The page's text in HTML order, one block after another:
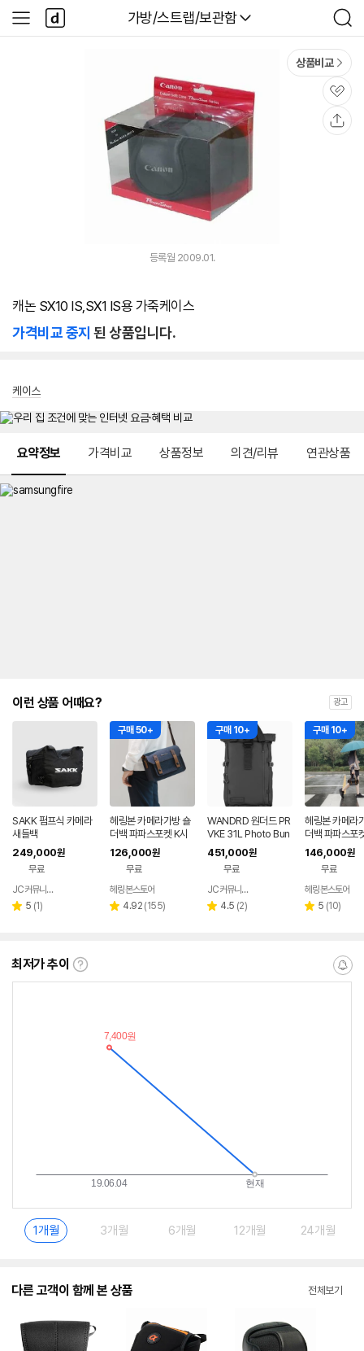
다나와
가방/스트랩/보관함
검
색
사
이
다
나
와
상품비교
관
심
등록월 2009.01.
캐논 SX10 IS,SX1 IS용 가죽케이스
가격비교 중지 된 상품입니다.
케이스
요약정보 가격비교 상품정보 의견/리뷰 연관상품
이런 상품 어때요? 광고
SAKK 펌프식 카메라
새들백
249,000원
무료
JC커뮤니케이션
별 5 리
(1)
구매 50+
헤링본 카메라가방 숄
더백 파파스포켓 K시
즌5 스몰 소니 미러리
스 캐논 후지 니콘
126,000원
무료
페이
헤링본스토어
별 4.92 리
(155)
구매 10+
WANDRD 원더드 PR
VKE 31L Photo Bun
dle Black V4
451,000원
무료
JC커뮤니케이션
별 4.5 리
(2)
구매 10+
헤링본 카메라
더백 파파스포
스몰 소니
리스 캐논 니콘
146,000원
무료
헤링본스토어
별 5 리
(10)
최저가 추이
최
알
1개월 3개월 6개월 12개월 24개월
다른 고객이 함께 본 상품 전체보기